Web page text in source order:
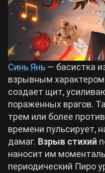
Синь Янь — басистка
взрывным
создает щит,
пораженных врагов.
трем или более
времени пульсирует,
дамаг. Взрыв стихий
наносит им
периодический Пиро